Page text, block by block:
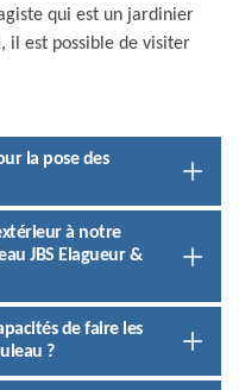
qui est un jardinier
il est possible de visiter
la pose des
à notre
JBS Elagueur &
de faire les
?